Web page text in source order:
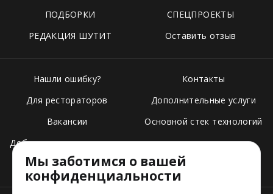
ПОДБОРКИ
СПЕЦПРОЕКТЫ
РЕДАКЦИЯ ШУТИТ
Оставить отзыв
Нашли ошибку?
Для рестораторов
Вакансии
Добавить свое заведение
Тарифы
Контакты
Дополнительные услуги
Основной стек технологий
Мы заботимся о вашей
конфиденциальности